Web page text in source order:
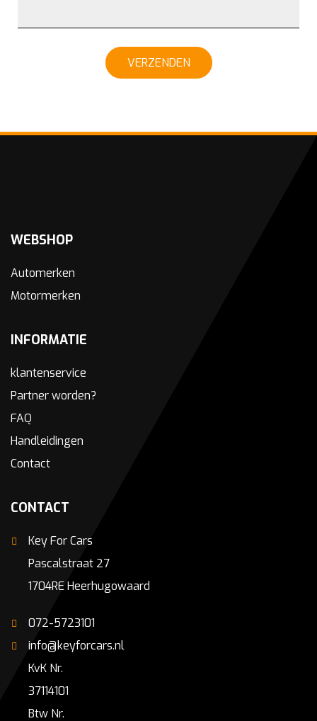
VERZENDEN
WEBSHOP
Automerken
Motormerken
INFORMATIE
klantenservice
Partner worden?
FAQ
Handleidingen
Contact
CONTACT
Key For Cars
Pascalstraat 27
1704RE Heerhugowaard
072-5723101
info@keyforcars.nl
KvK Nr.
37114101
Btw Nr.